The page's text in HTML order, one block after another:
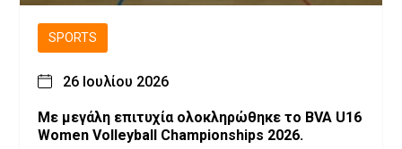
SPORTS
26 Ιουλίου 2026
Με μεγάλη επιτυχία ολοκληρώθηκε το BVA U16
Women Volleyball Championships 2026.